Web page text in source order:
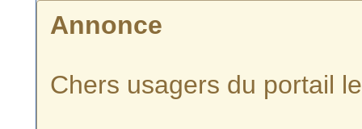
Annonce
Chers usagers du portail